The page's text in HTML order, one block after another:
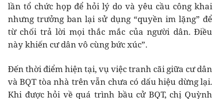
lần tổ chức họp để hỏi lý do và yêu cầu công khai
nhưng trưởng ban lại sử dụng “quyền im lặng” để
từ chối trả lời mọi thắc mắc của người dân. Điều
này khiến cư dân vô cùng bức xúc”.
Đến thời điểm hiện tại, vụ việc tranh cãi giữa cư dân
và BQT tòa nhà trên vẫn chưa có dấu hiệu dừng lại.
Khi được hỏi về quá trình bầu cử BQT, chị Quỳnh